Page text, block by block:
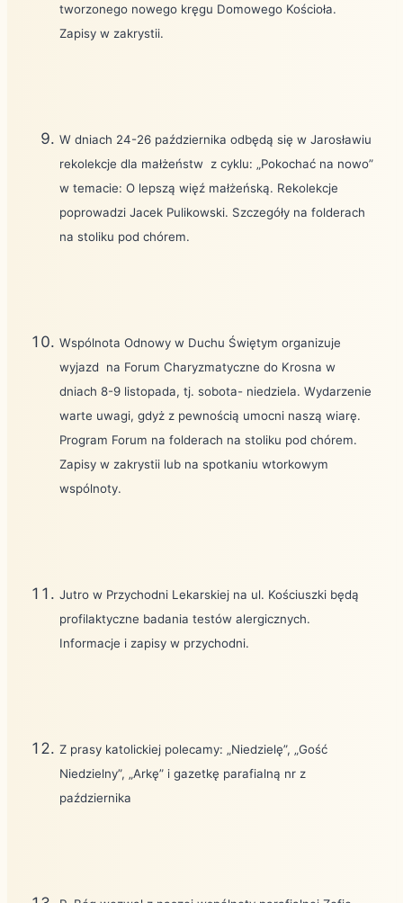
tworzonego nowego kręgu Domowego Kościoła.
Zapisy w zakrystii.
W dniach 24-26 października odbędą się w Jarosławiu
rekolekcje dla małżeństw z cyklu: „Pokochać na nowo”
w temacie: O lepszą więź małżeńską. Rekolekcje
poprowadzi Jacek Pulikowski. Szczegóły na folderach
na stoliku pod chórem.
Wspólnota Odnowy w Duchu Świętym organizuje
wyjazd
na Forum Charyzmatyczne do Krosna w
dniach 8-9 listopada, tj. sobota- niedziela. Wydarzenie
warte uwagi, gdyż z pewnością umocni naszą wiarę.
Program Forum na folderach na stoliku pod chórem.
Zapisy w zakrystii lub na spotkaniu wtorkowym
wspólnoty.
Jutro w Przychodni Lekarskiej na ul. Kościuszki będą
profilaktyczne badania testów alergicznych.
Informacje i zapisy w przychodni.
Z prasy katolickiej polecamy: „Niedzielę”, „Gość
Niedzielny”, „Arkę” i gazetkę parafialną nr z
października